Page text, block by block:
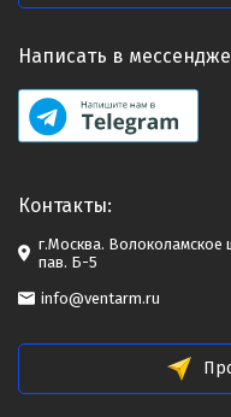
Написать в
Контакты:
г.Москва. Волоколамское
пав. Б-5
info@ventarm.ru